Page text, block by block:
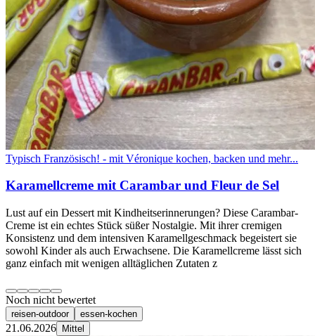
Typisch Französisch! - mit Véronique kochen, backen und mehr...
Karamellcreme mit Carambar und Fleur de Sel
Lust auf ein Dessert mit Kindheitserinnerungen? Diese Carambar-
Creme ist ein echtes Stück süßer Nostalgie. Mit ihrer cremigen
Konsistenz und dem intensiven Karamellgeschmack begeistert sie
sowohl Kinder als auch Erwachsene. Die Karamellcreme lässt sich
ganz einfach mit wenigen alltäglichen Zutaten z
Noch nicht bewertet
reisen-outdoor essen-kochen
21.06.2026 Mittel